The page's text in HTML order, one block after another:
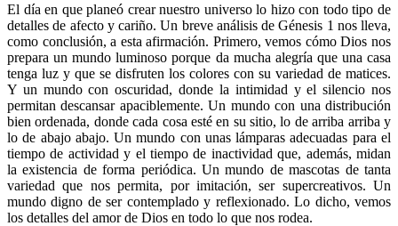
El día en que planeó crear nuestro universo lo hizo con todo tipo de
detalles de afecto y cariño. Un breve análisis de Génesis 1 nos lleva,
como conclusión, a esta afirmación. Primero, vemos cómo Dios nos
prepara un mundo luminoso porque da mucha alegría que una casa
tenga luz y que se disfruten los colores con su variedad de matices.
Y un mundo con oscuridad, donde la intimidad y el silencio nos
permitan descansar apaciblemente. Un mundo con una distribución
bien ordenada, donde cada cosa esté en su sitio, lo de arriba arriba y
lo de abajo abajo. Un mundo con unas lámparas adecuadas para el
tiempo de actividad y el tiempo de inactividad que, además, midan
la existencia de forma periódica. Un mundo de mascotas de tanta
variedad que nos permita, por imitación, ser supercreativos. Un
mundo digno de ser contemplado y reflexionado. Lo dicho, vemos
los detalles del amor de Dios en todo lo que nos rodea.